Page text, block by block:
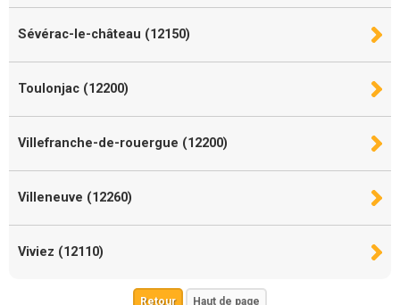
Sévérac-le-château (12150)
Toulonjac (12200)
Villefranche-de-rouergue (12200)
Villeneuve (12260)
Viviez (12110)
Retour Haut de page